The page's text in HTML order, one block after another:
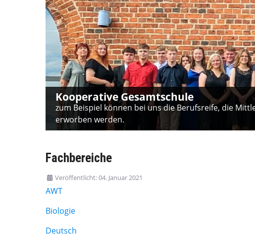
Kooperative Gesamtschule
zum Beispiel können bei uns die Berufsreife, die
erworben werden.
Fachbereiche
Veröffentlicht: 04. Januar 2021
AWT
Biologie
Deutsch